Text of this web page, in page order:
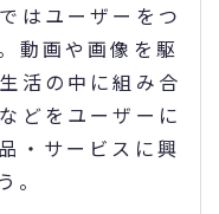
はユーザーをつ
動画や画像を駆
活の中に組み合
どをユーザーに
・サービスに興
。